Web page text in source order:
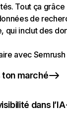
Tout ça grâce
de
qui inclut des
avec Semrush
marché
dans l’IA